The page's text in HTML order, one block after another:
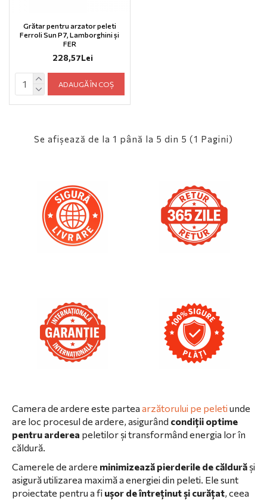
Grătar pentru arzator peleti
Ferroli Sun P7, Lamborghini și
FER
228,57Lei
ADAUGĂ ÎN COȘ
Se afişează de la 1 până la 5 din 5 (1 Pagini)
Camera de ardere este partea arzătorului pe peleti unde
are loc procesul de ardere, asigurând condiții optime
pentru arderea peletilor și transformând energia lor în
căldură.
Camerele de ardere minimizează pierderile de căldură și
asigură utilizarea maximă a energiei din peleti. Ele sunt
proiectate pentru a fi ușor de întreținut și curățat, ceea